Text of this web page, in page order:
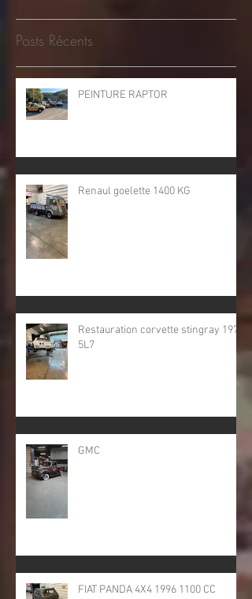
Posts Récents
PEINTURE RAPTOR
Renaul goelette 1400 KG
Restauration corvette stingray 1974
5L7
GMC
FIAT PANDA 4X4 1996 1100 CC